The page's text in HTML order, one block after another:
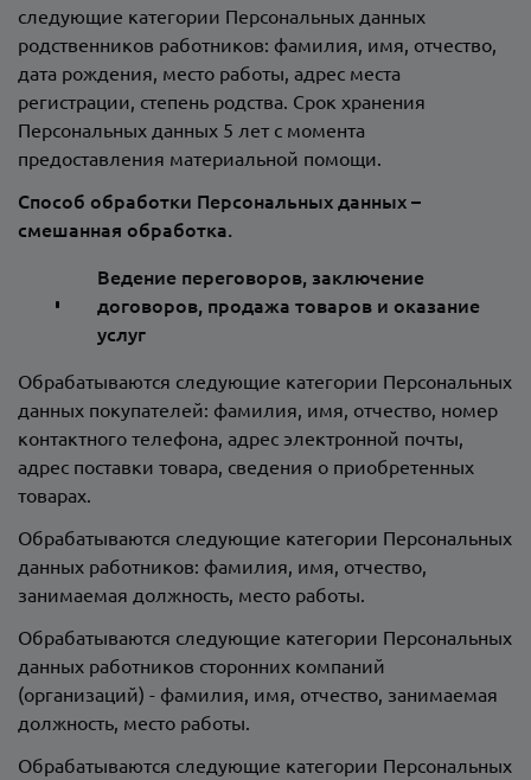
следующие категории Персональных данных
родственников работников: фамилия, имя, отчество,
дата рождения, место работы, адрес места
регистрации, степень родства. Срок хранения
Персональных данных 5 лет с момента
предоставления материальной помощи.
Способ обработки Персональных данных –
смешанная обработка.
Ведение переговоров, заключение
договоров, продажа товаров и оказание
услуг
Обрабатываются следующие категории Персональных
данных покупателей: фамилия, имя, отчество, номер
контактного телефона, адрес электронной почты,
адрес поставки товара, сведения о приобретенных
товарах.
Обрабатываются следующие категории Персональных
данных работников: фамилия, имя, отчество,
занимаемая должность, место работы.
Обрабатываются следующие категории Персональных
данных работников сторонних компаний
(организаций) - фамилия, имя, отчество, занимаемая
должность, место работы.
Обрабатываются следующие категории Персональных